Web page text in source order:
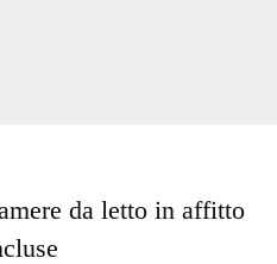
da letto in affitto